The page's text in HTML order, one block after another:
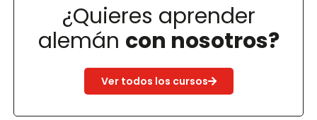
¿Quieres aprender
alemán con nosotros?
Ver todos los cursos